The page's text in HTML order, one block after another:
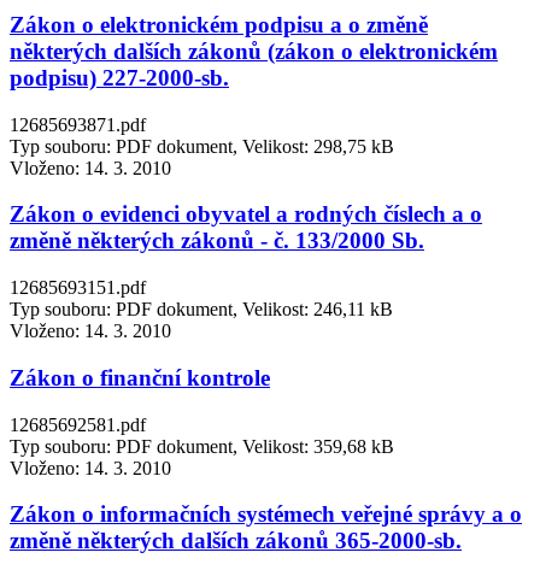
Zákon o elektronickém podpisu a o změně
některých dalších zákonů (zákon o elektronickém
podpisu) 227-2000-sb.
12685693871.pdf
Typ souboru: PDF dokument, Velikost: 298,75 kB
Vloženo: 14. 3. 2010
Zákon o evidenci obyvatel a rodných číslech a o
změně některých zákonů - č. 133/2000 Sb.
12685693151.pdf
Typ souboru: PDF dokument, Velikost: 246,11 kB
Vloženo: 14. 3. 2010
Zákon o finanční kontrole
12685692581.pdf
Typ souboru: PDF dokument, Velikost: 359,68 kB
Vloženo: 14. 3. 2010
Zákon o informačních systémech veřejné správy a o
změně některých dalších zákonů 365-2000-sb.